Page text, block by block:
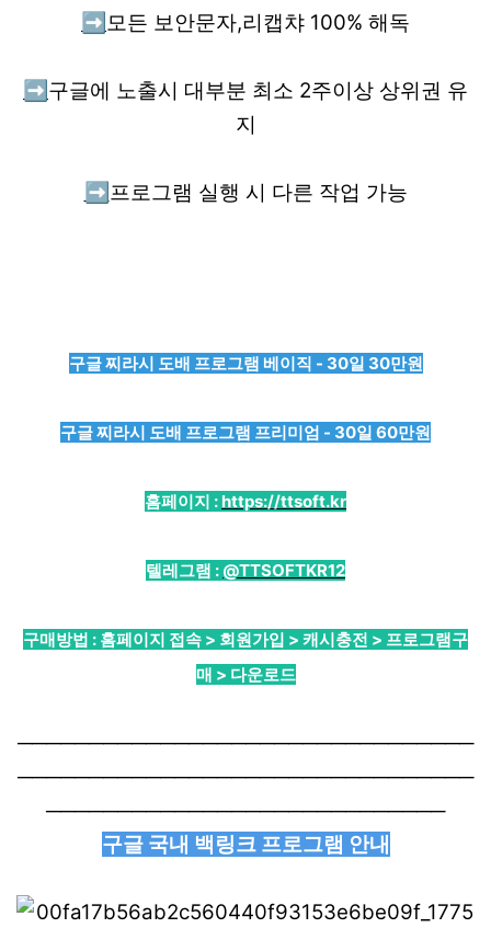
➡️ 모든 보안문자,리캡챠 100% 해독
➡️ 구글에 노출시 대부분 최소 2주이상 상위권 유
지
➡️ 프로그램 실행 시 다른 작업 가능
구글 찌라시 도배 프로그램 베이직 - 30일 30만원
구글 찌라시 도배 프로그램 프리미엄 - 30일 60만원
홈페이지 :https://ttsoft.kr
텔레그램 : @TTSOFTKR12
구매방법 : 홈페이지 접속 > 회원가입 > 캐시충전 > 프로그램구
매 > 다운로드
────────────────────────────────
────────────────────────────────
────────────────────────────
구글 국내 백링크 프로그램 안내